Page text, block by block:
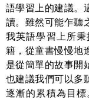
語學習上的建議。
讀。雖然可能乍聽
我英語學習上所
籍，從童書慢慢地
是從簡單的故事開
也建議我們可以多
逐漸的累積為目